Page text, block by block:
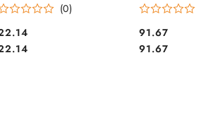
(0)
Cena:
91.67
Cena:
91.67